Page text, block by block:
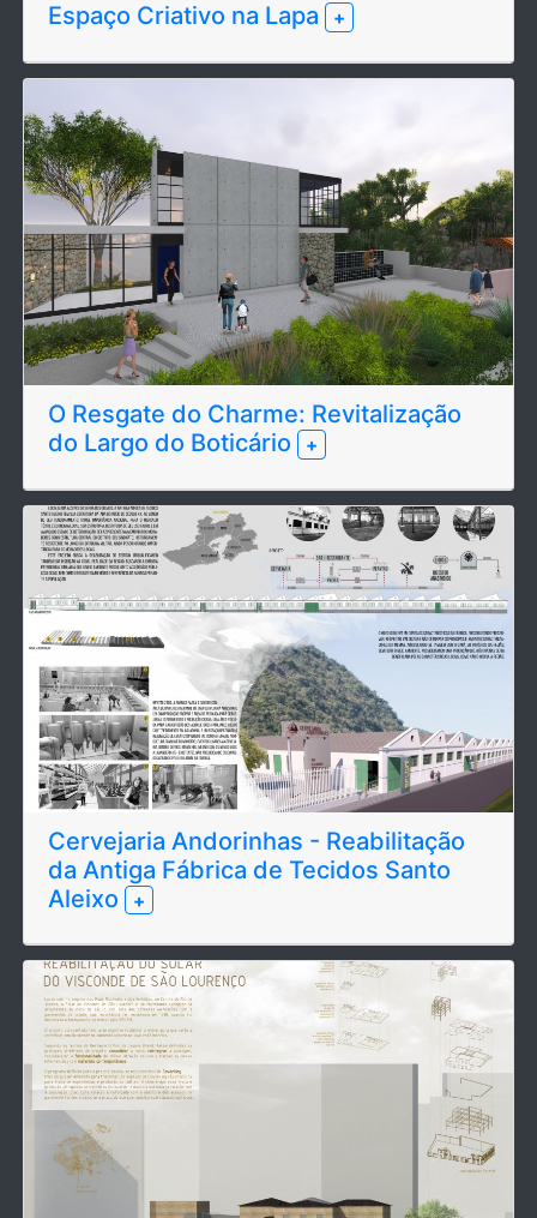
Espaço Criativo na Lapa +
O Resgate do Charme: Revitalização
do Largo do Boticário
+
Cervejaria Andorinhas - Reabilitação
da Antiga Fábrica de Tecidos Santo
Aleixo
+